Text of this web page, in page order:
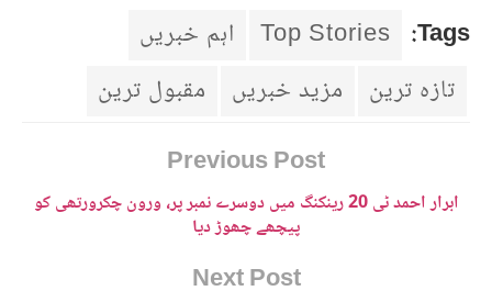
Tags:
Top Stories
اہم خبریں
تازہ ترین
مزید خبریں
مقبول ترین
Previous Post
ابرار احمد ٹی 20 رینکنگ میں دوسرے نمبر پر، ورون چکرورتھی کو
پیچھے چھوڑ دیا
Next Post